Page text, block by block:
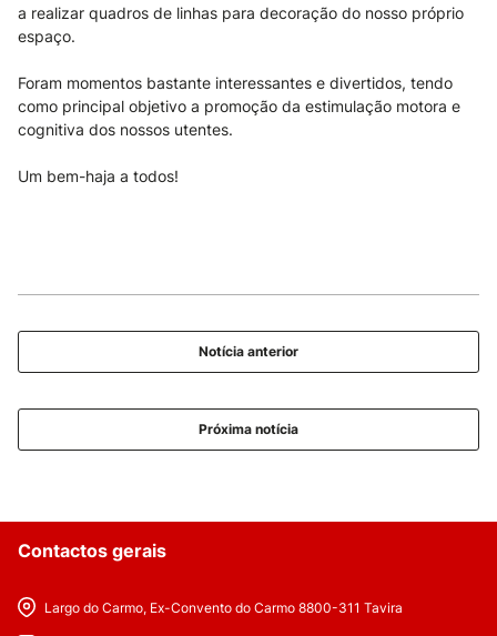
a realizar quadros de linhas para decoração do nosso próprio
espaço.
Foram momentos bastante interessantes e divertidos, tendo
como principal objetivo a promoção da estimulação motora e
cognitiva dos nossos utentes.
Um bem-haja a todos!
Notícia anterior
Próxima notícia
Contactos gerais
Largo do Carmo, Ex-Convento do Carmo 8800-311 Tavira